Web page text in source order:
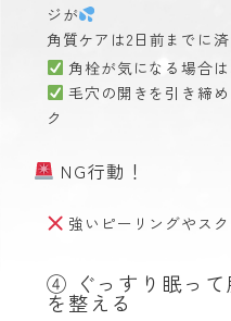
ジが
角質ケアは2日前までに
角栓が気になる場合
毛穴の開きを引き締
ク
NG行動！
強いピーリングやス
④ ぐっすり眠って
を整える